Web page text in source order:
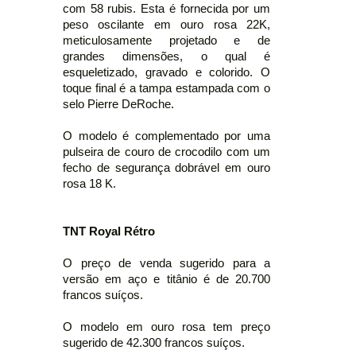
com 58 rubis. Esta é fornecida por um
peso oscilante em ouro rosa 22K,
meticulosamente projetado e de
grandes dimensões, o qual é
esqueletizado, gravado e colorido. O
toque final é a tampa estampada com o
selo Pierre DeRoche.
O modelo é complementado por uma
pulseira de couro de crocodilo com um
fecho de segurança dobrável em ouro
rosa 18 K.
TNT Royal Rétro
O preço de venda sugerido para a
versão em aço e titânio é de 20.700
francos suíços.
O modelo em ouro rosa tem preço
sugerido de 42.300 francos suíços.